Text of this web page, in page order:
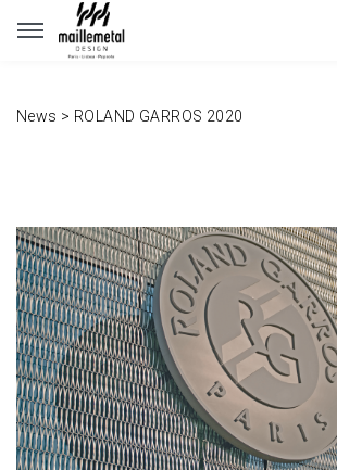
Panneau de gestion des cookies
News > ROLAND GARROS 2020